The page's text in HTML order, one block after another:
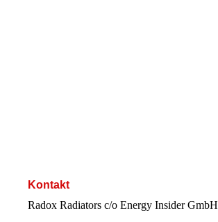
Kontakt
Radox Radiators c/o Energy Insider GmbH